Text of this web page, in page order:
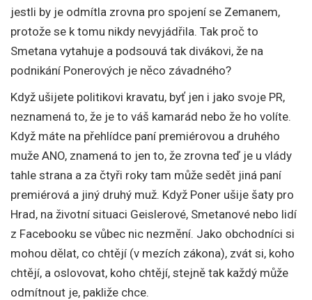
jestli by je odmítla zrovna pro spojení se Zemanem,
protože se k tomu nikdy nevyjádřila. Tak proč to
Smetana vytahuje a podsouvá tak divákovi, že na
podnikání Ponerových je něco závadného?
Když ušijete politikovi kravatu, byť jen i jako svoje PR,
neznamená to, že je to váš kamarád nebo že ho volíte.
Když máte na přehlídce paní premiérovou a druhého
muže ANO, znamená to jen to, že zrovna teď je u vlády
tahle strana a za čtyři roky tam může sedět jiná paní
premiérová a jiný druhý muž. Když Poner ušije šaty pro
Hrad, na životní situaci Geislerové, Smetanové nebo lidí
z Facebooku se vůbec nic nezmění. Jako obchodníci si
mohou dělat, co chtějí (v mezích zákona), zvát si, koho
chtějí, a oslovovat, koho chtějí, stejně tak každý může
odmítnout je, pakliže chce.